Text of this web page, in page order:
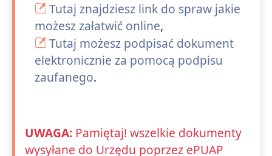
Tutaj znajdziesz link do spraw jakie
możesz załatwić online,
Tutaj możesz podpisać dokument
elektronicznie za pomocą podpisu
zaufanego.
UWAGA: Pamiętaj! wszelkie dokumenty
wysyłane do Urzędu poprzez ePUAP